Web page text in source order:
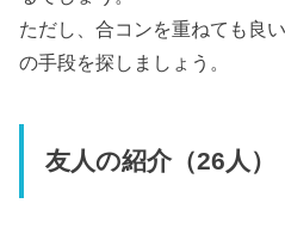
ただし、合コンを重ねても良
の手段を探しましょう。
友人の紹介（26人）